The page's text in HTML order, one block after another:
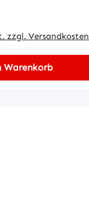
zzgl. Versandkosten
Warenkorb